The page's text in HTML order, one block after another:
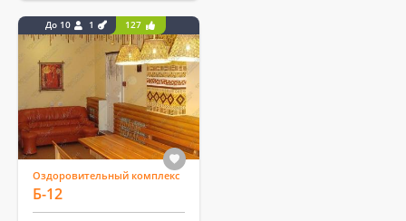
До 10 1 127
Оздоровительный комплекс
Б-12